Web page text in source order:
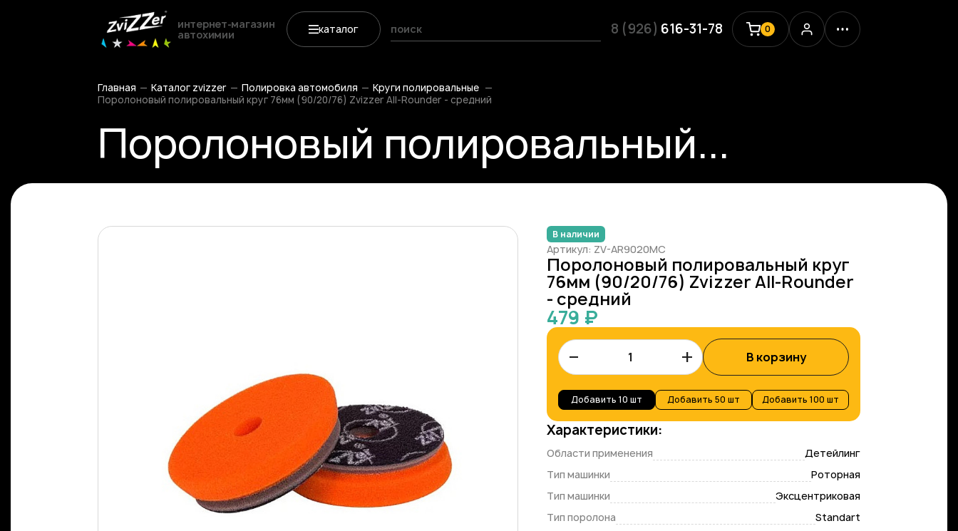
интернет-магазин
автохимии каталог 8 (926) 616-31-78 0
Главная Каталог zvizzer Полировка автомобиля
Круги полировальные
Поролоновый полировальный круг 76мм (90/20/76) Zvizzer All-Rounder - средний
Поролоновый полировальный...
В наличии
Артикул: ZV-AR9020MC
Поролоновый полировальный круг
76мм (90/20/76) Zvizzer All-Rounder
- средний
479 ₽
– + В корзину
Добавить 10 шт Добавить 50 шт Добавить 100 шт
Характеристики:
Области применения
Детейлинг
Тип машинки
Роторная
Тип машинки
Эксцентриковая
Тип поролона
Standart